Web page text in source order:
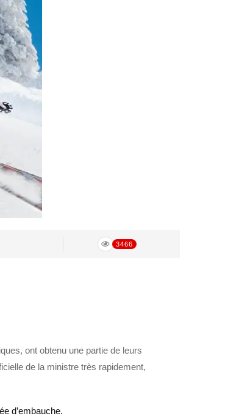
3466
ont obtenu une partie de leurs
de la ministre très rapidement,
d’embauche.